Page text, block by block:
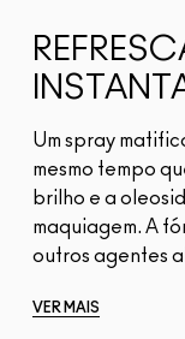
Um spray
mesmo tempo
brilho e a
maquiagem. A
outros agentes
VER MAIS